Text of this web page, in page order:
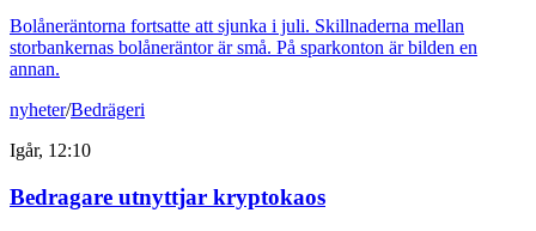
Bolåneräntorna fortsatte att sjunka i juli. Skillnaderna mellan
storbankernas bolåneräntor är små. På sparkonton är bilden en
annan.
nyheter/Bedrägeri
Igår, 12:10
Bedragare utnyttjar kryptokaos